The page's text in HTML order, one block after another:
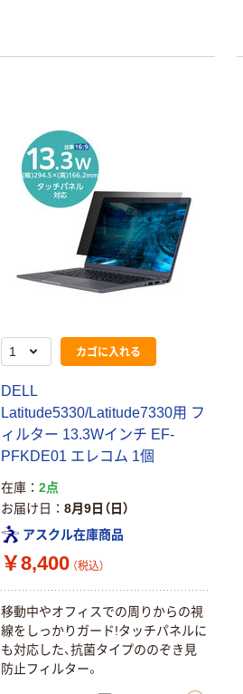
カゴに入れる
DELL
Latitude5330/Latitude7330用 フ
ィルター 13.3Wインチ EF-
PFKDE01 エレコム 1個
在庫
2点
お届け日
8月9日（日）
アスクル在庫商品
￥8,400 （税込）
移動中やオフィスでの周りからの視
線をしっかりガード!タッチパネルに
も対応した、抗菌タイプののぞき見
防止フィルター。